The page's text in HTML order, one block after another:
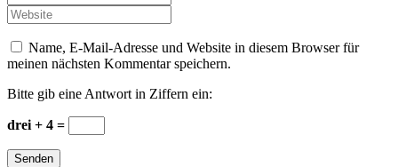
Mail
*
Website
Name, E-Mail-Adresse und Website in diesem Browser für
meinen nächsten Kommentar speichern.
Bitte gib eine Antwort in Ziffern ein:
drei + 4 =
Senden